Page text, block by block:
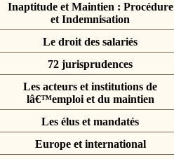
Inaptitude et Maintien : Procédure
et Indemnisation
Le droit des salariés
72 jurisprudences
Les acteurs et institutions de
lâ€™emploi et du maintien
Les élus et mandatés
Europe et international